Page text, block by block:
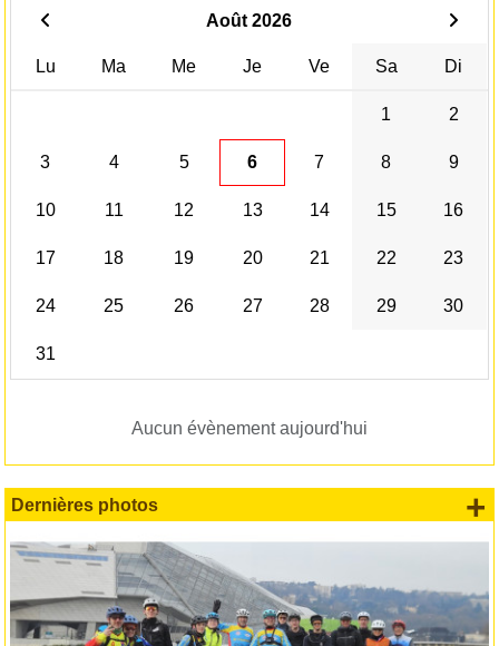
Août 2026
Lu Ma Me Je Ve Sa Di
1 2
3 4 5 6 7 8 9
10 11 12 13 14 15 16
17 18 19 20 21 22 23
24 25 26 27 28 29 30
31
Aucun évènement aujourd'hui
Dernières photos +